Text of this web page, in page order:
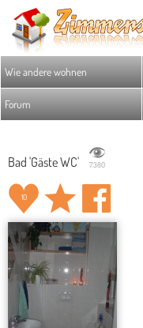
Wie andere wohnen
Forum
Bad 'Gäste WC' 7.380
10